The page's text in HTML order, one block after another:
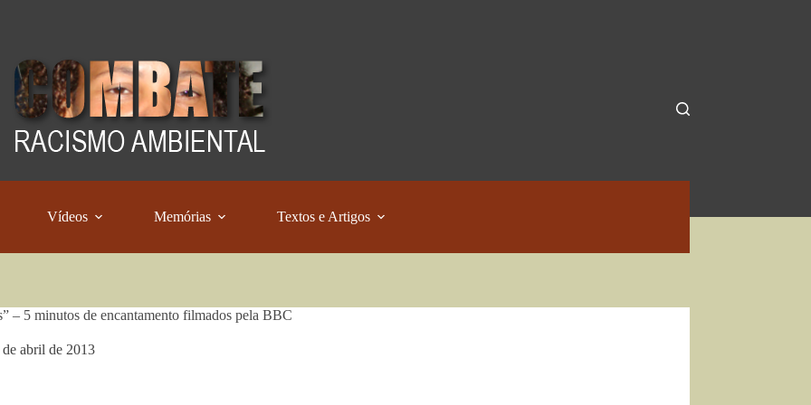
Vídeos Memórias Textos e Artigos
– 5 minutos de encantamento filmados pela BBC
de abril de 2013